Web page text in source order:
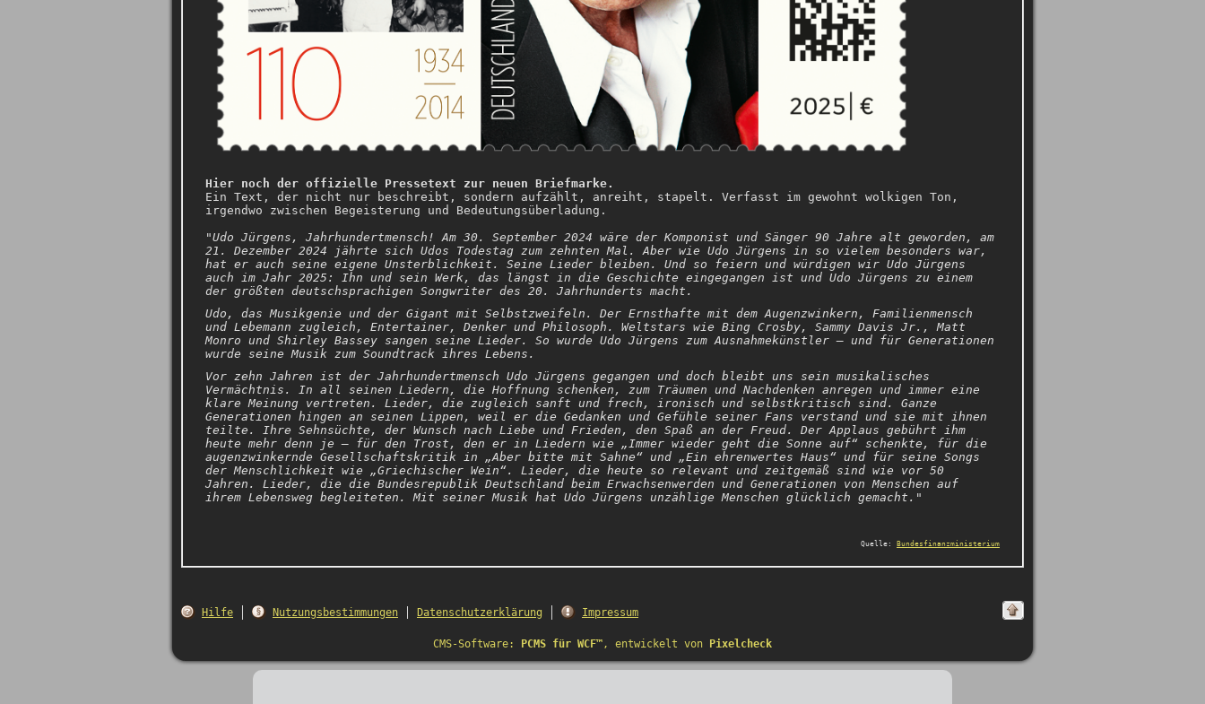
Hier noch der offizielle Pressetext zur neuen Briefmarke.
Ein Text, der nicht nur beschreibt, sondern aufzählt, anreiht, stapelt. Verfasst im gewohnt wolkigen Ton,
irgendwo zwischen Begeisterung und Bedeutungsüberladung.
"Udo Jürgens, Jahrhundertmensch! Am 30. September 2024 wäre der Komponist und Sänger 90 Jahre alt geworden, am
21. Dezember 2024 jährte sich Udos Todestag zum zehnten Mal. Aber wie Udo Jürgens in so vielem besonders war,
hat er auch seine eigene Unsterblichkeit. Seine Lieder bleiben. Und so feiern und würdigen wir Udo Jürgens
auch im Jahr 2025: Ihn und sein Werk, das längst in die Geschichte eingegangen ist und Udo Jürgens zu einem
der größten deutschsprachigen Songwriter des 20. Jahrhunderts macht.
Udo, das Musikgenie und der Gigant mit Selbstzweifeln. Der Ernsthafte mit dem Augenzwinkern, Familienmensch
und Lebemann zugleich, Entertainer, Denker und Philosoph. Weltstars wie Bing Crosby, Sammy Davis Jr., Matt
Monro und Shirley Bassey sangen seine Lieder. So wurde Udo Jürgens zum Ausnahmekünstler – und für Generationen
wurde seine Musik zum Soundtrack ihres Lebens.
Vor zehn Jahren ist der Jahrhundertmensch Udo Jürgens gegangen und doch bleibt uns sein musikalisches
Vermächtnis. In all seinen Liedern, die Hoffnung schenken, zum Träumen und Nachdenken anregen und immer eine
klare Meinung vertreten. Lieder, die zugleich sanft und frech, ironisch und selbstkritisch sind. Ganze
Generationen hingen an seinen Lippen, weil er die Gedanken und Gefühle seiner Fans verstand und sie mit ihnen
teilte. Ihre Sehnsüchte, der Wunsch nach Liebe und Frieden, den Spaß an der Freud. Der Applaus gebührt ihm
heute mehr denn je – für den Trost, den er in Liedern wie „Immer wieder geht die Sonne auf“ schenkte, für die
augenzwinkernde Gesellschaftskritik in „Aber bitte mit Sahne“ und „Ein ehrenwertes Haus“ und für seine Songs
der Menschlichkeit wie „Griechischer Wein“. Lieder, die heute so relevant und zeitgemäß sind wie vor 50
Jahren. Lieder, die die Bundesrepublik Deutschland beim Erwachsenwerden und Generationen von Menschen auf
ihrem Lebensweg begleiteten. Mit seiner Musik hat Udo Jürgens unzählige Menschen glücklich gemacht."
Quelle: Bundesfinanzministerium
Hilfe Nutzungsbestimmungen Datenschutzerklärung Impressum
CMS-Software: PCMS für WCF™, entwickelt von Pixelcheck